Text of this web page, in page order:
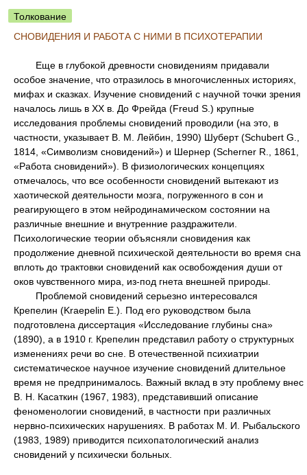
Толкование
СНОВИДЕНИЯ И РАБОТА С НИМИ В ПСИХОТЕРАПИИ
Еще в глубокой древности сновидениям придавали
особое значение, что отразилось в многочисленных историях,
мифах и сказках. Изучение сновидений с научной точки зрения
началось лишь в XX в. До Фрейда (Freud S.) крупные
исследования проблемы сновидений проводили (на это, в
частности, указывает В. М. Лейбин, 1990) Шуберт (Schubert G.,
1814, «Символизм сновидений») и Шернер (Scherner R., 1861,
«Работа сновидений»). В физиологических концепциях
отмечалось, что все особенности сновидений вытекают из
хаотической деятельности мозга, погруженного в сон и
реагирующего в этом нейродинамическом состоянии на
различные внешние и внутренние раздражители.
Психологические теории объясняли сновидения как
продолжение дневной психической деятельности во время сна
вплоть до трактовки сновидений как освобождения души от
оков чувственного мира, из-под гнета внешней природы.
Проблемой сновидений серьезно интересовался
Крепелин (Kraepelin E.). Под его руководством была
подготовлена диссертация «Исследование глубины сна»
(1890), а в 1910 г. Крепелин представил работу о структурных
изменениях речи во сне. В отечественной психиатрии
систематическое научное изучение сновидений длительное
время не предпринималось. Важный вклад в эту проблему внес
В. Н. Касаткин (1967, 1983), представивший описание
феноменологии сновидений, в частности при различных
нервно-психических нарушениях. В работах М. И. Рыбальского
(1983, 1989) приводится психопатологический анализ
сновидений у психически больных.